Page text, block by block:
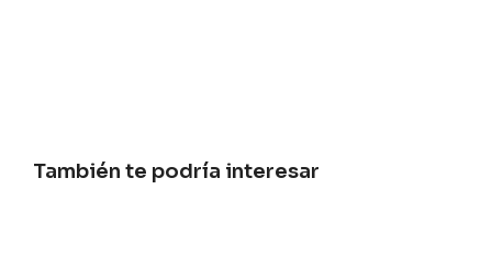
También te podría interesar